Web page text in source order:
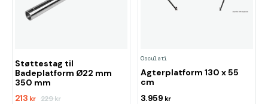
Støttestag til
Badeplatform Ø22 mm
350 mm
213 kr 229kr
Osculati
Agterplatform 130 x 55
cm
3.959 kr